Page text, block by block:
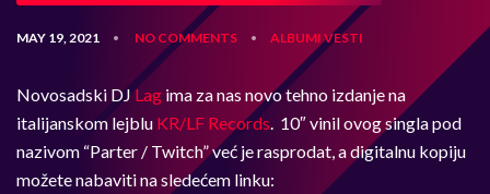
MAY 19, 2021 • NO COMMENTS • ALBUMI VESTI
Novosadski DJLag ima za nas novo tehno izdanje na
italijanskom lejblu KR/LF Records. 10″ vinil ovog singla pod
nazivom “Parter / Twitch” već je rasprodat, a digitalnu kopiju
možete nabaviti na sledećem linku: